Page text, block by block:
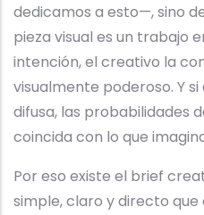
dedicamos a esto—, sino
pieza visual es un trabajo
intención, el creativo la
visualmente poderoso. Y
difusa, las probabilidades
coincida con lo que
Por eso existe el brief
simple, claro y directo